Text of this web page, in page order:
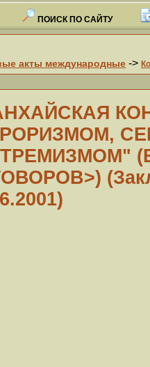
ПОИСК ПО САЙТУ
акты международные ->